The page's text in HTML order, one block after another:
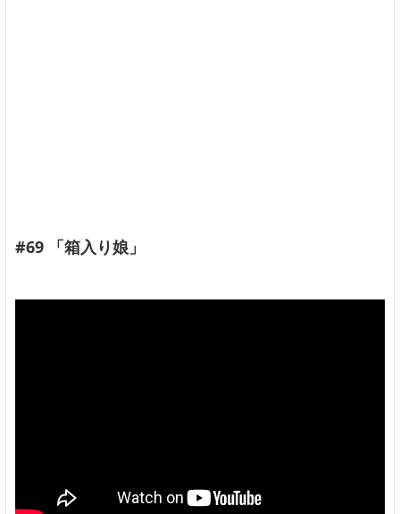
#69 「箱入り娘」